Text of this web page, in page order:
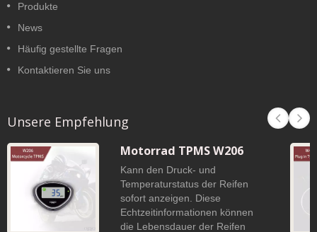
Produkte
News
Häufig gestellte Fragen
Kontaktieren Sie uns
Unsere Empfehlung
Motorrad TPMS W206
Kann den Druck- und
Temperaturstatus der Reifen
sofort anzeigen. Diese
Echtzeitinformationen können
die Lebensdauer der Reifen